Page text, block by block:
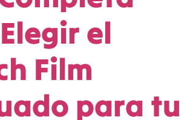
el
Film
para tu